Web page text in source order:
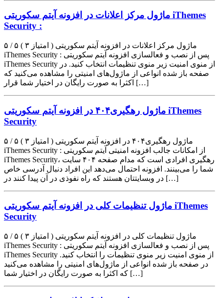
ماژول مرکز اعلانات در افزونه آیتم سکوریتی iThemes
Security :
۵ / ۵ ( ۳ امتیاز ) ماژول مرکز اعلانات در افزونه آیتم سکوریتی
iThemes Security : پس از نصب و فعالسازی افزونه آیتم سکوریتی
iThemes Security از منوی امنیت زیر منوی تنظیمات انتخاب کنید. در
صفحه باز شده انواعی از ماژول‌های امنیتی را مشاهده می‌کنید که
اکثرا به صورت رایگان در اختیار شما قرار […]
ماژول رهگیری۴۰۴ در افزونه آیتم سکوریتی iThemes
Security
۵ / ۵ ( ۳ امتیاز ) ماژول رهگیری۴۰۴ در افزونه آیتم سکوریتی
iThemes Security : از امکانات جالب افزونه امنیتی آیتم سکوریتی
iThemes Security، رهگیری افرادی است که مدام صفحه ۴۰۴ سایت
شما را می‌بینند. افزونه احتمال می‌دهد این افراد دنبال آدرسی خاص
در وبسایتتان هستند که راه نفوذی در آن پیدا کنند در […]
ماژول تنظیمات کلی در افزونه آیتم سکوریتی iThemes
Security
۵ / ۵ ( ۳ امتیاز ) ماژول تنظیمات کلی در افزونه آیتم سکوریتی
iThemes Security : پس از نصب و فعالسازی افزونه آیتم سکوریتی
iThemes Security از منوی امنیت زیر منوی تنظیمات را انتخاب کنید.
در صفحه باز شده انواعی از ماژول‌های امنیتی را مشاهده می‌کنید
که اکثرا به صورت رایگان در اختیار شما […]